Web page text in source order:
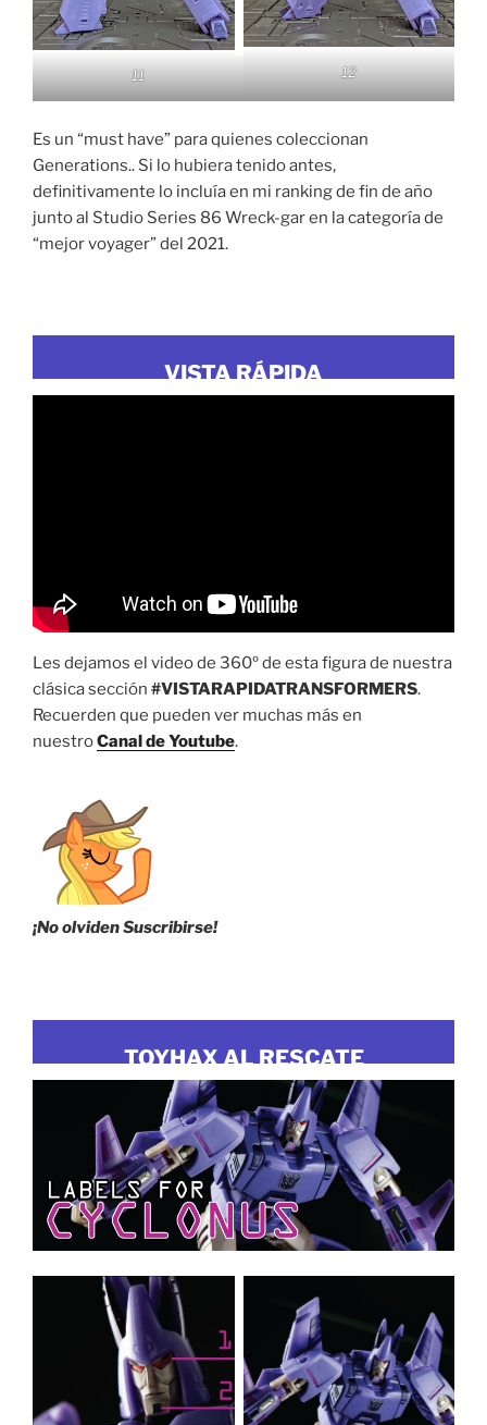
11 12
Es un “must have” para quienes coleccionan
Generations.. Si lo hubiera tenido antes,
definitivamente lo incluía en mi ranking de fin de año
junto al Studio Series 86 Wreck-gar en la categoría de
“mejor voyager” del 2021.
VISTA RÁPIDA
Les dejamos el video de 360º de esta figura de nuestra
clásica sección #VISTARAPIDATRANSFORMERS.
Recuerden que pueden ver muchas más en
nuestroCanal de Youtube.
¡No olviden Suscribirse!
TOYHAX AL RESCATE